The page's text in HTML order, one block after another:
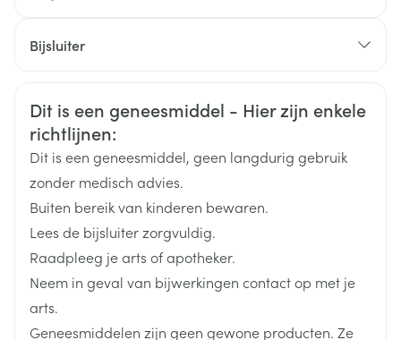
Maximaled dagdosis: 30 mg /dag.
Manische episodes
VOLWASSENEN
ADOLESCENTEN > OF = 13 JAAR
Dosistitratie:
Dag 1-2: 2 mg (orale suspensie 1 mg/ml gebruiken).
Dag 3-4: 5 mg.
Aanbevolen dosering: 10 mg /dag.
Behandelingsduur: max. 12 weken.
Een dosisaanpassing is aangewezen bij ouderen, bij
gelijktijdige behandeling met krachtige CYP3A4 of
Merken
Breedte 63 mm
Lengte
Diepte 32 mm
aripiprazol
Bijsluiter
Veiligheidsinformatie
Dit is een geneesmiddel - Hier zijn enkele
richtlijnen:
Dit is een geneesmiddel, geen langdurig gebruik
zonder medisch advies.
Buiten bereik van kinderen bewaren.
Lees de bijsluiter zorgvuldig.
Raadpleeg je arts of apotheker.
Neem in geval van bijwerkingen contact op met je
arts.
Geneesmiddelen zijn geen gewone producten. Ze